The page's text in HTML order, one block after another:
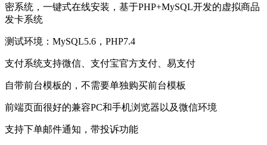
密系统，一键式在线安装，基于PHP+MySQL开发的虚拟商品
发卡系统
测试环境：MySQL5.6，PHP7.4
支付系统支持微信、支付宝官方支付、易支付
自带前台模板的，不需要单独购买前台模板
前端页面很好的兼容PC和手机浏览器以及微信环境
支持下单邮件通知，带投诉功能